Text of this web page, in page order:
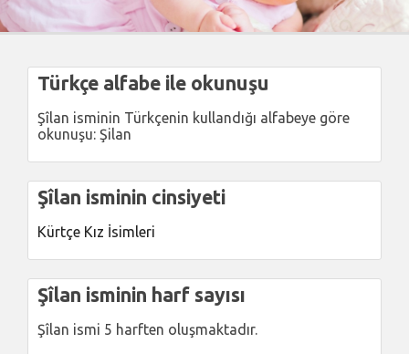
Türkçe alfabe ile okunuşu
Şîlan isminin Türkçenin kullandığı alfabeye göre
okunuşu: Şilan
Şîlan isminin cinsiyeti
Kürtçe Kız İsimleri
Şîlan isminin harf sayısı
Şîlan ismi 5 harften oluşmaktadır.